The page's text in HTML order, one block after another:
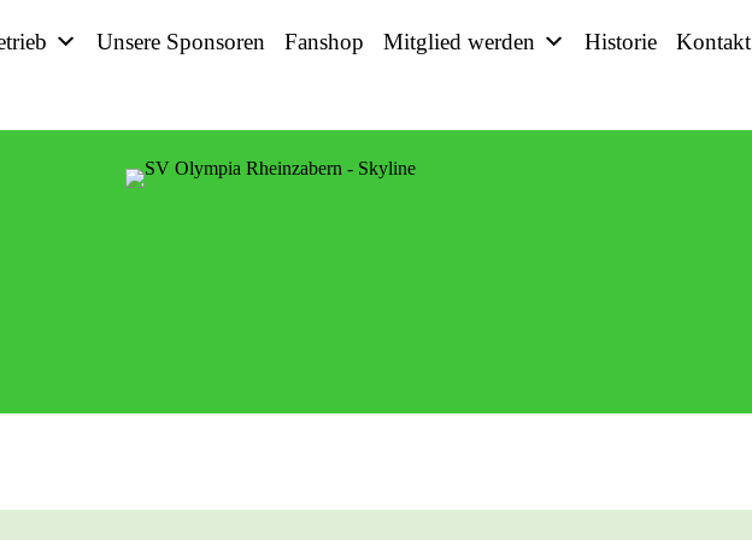
Unsere Sponsoren Fanshop Mitglied werden Historie Kontakt